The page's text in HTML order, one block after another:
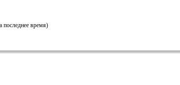
последнее время)